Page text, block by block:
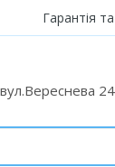
Гарантія